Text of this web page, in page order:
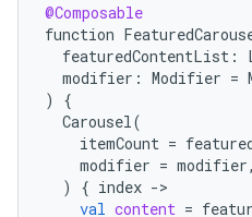
@Composable
function
featuredContentList :
modifier : Modifier =
)
{
Carousel (
itemCount =
modifier = modifier,
)
{ index -
val content =